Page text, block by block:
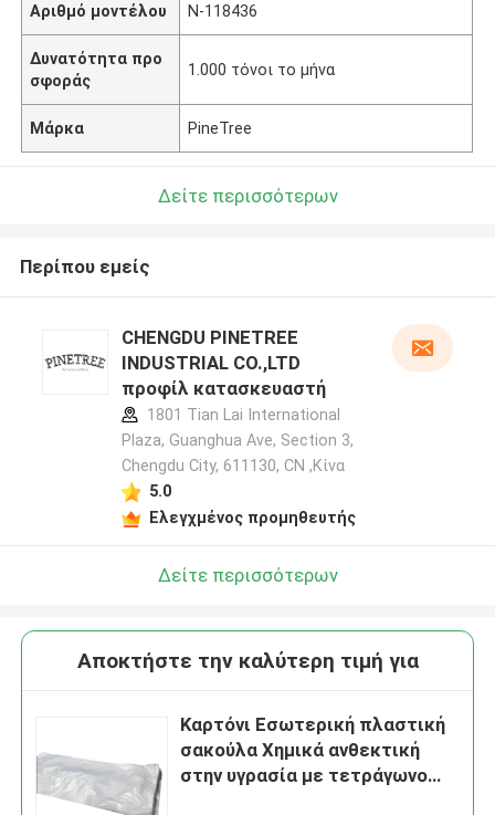
Αριθμό μοντέλου N-118436
Δυνατότητα προ
σφοράς
1.000 τόνοι το μήνα
Μάρκα PineTree
Δείτε περισσότερων
Περίπου εμείς
CHENGDU PINETREE
INDUSTRIAL CO.,LTD
προφίλ κατασκευαστή
1801 Tian Lai International
Plaza, Guanghua Ave, Section 3,
Chengdu City, 611130, CN ,Κίνα
5.0
Ελεγχμένος προμηθευτής
Δείτε περισσότερων
Αποκτήστε την καλύτερη τιμή για
Καρτόνι Εσωτερική πλαστική
σακούλα Χημικά ανθεκτική
στην υγρασία με τετράγωνο